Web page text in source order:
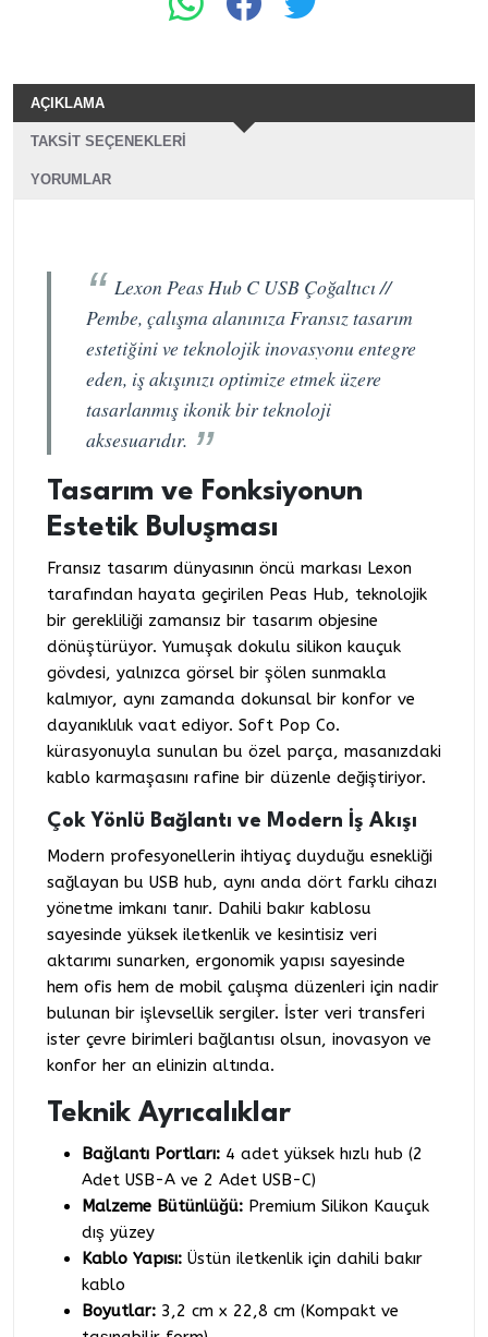
AÇIKLAMA
TAKSIT SEÇENEKLERI
YORUMLAR
Lexon Peas Hub C USB Çoğaltıcı //
Pembe, çalışma alanınıza Fransız tasarım
estetiğini ve teknolojik inovasyonu entegre
eden, iş akışınızı optimize etmek üzere
tasarlanmış ikonik bir teknoloji
aksesuarıdır.
Tasarım ve Fonksiyonun
Estetik Buluşması
Fransız tasarım dünyasının öncü markası Lexon
tarafından hayata geçirilen Peas Hub, teknolojik
bir gerekliliği zamansız bir tasarım objesine
dönüştürüyor. Yumuşak dokulu silikon kauçuk
gövdesi, yalnızca görsel bir şölen sunmakla
kalmıyor, aynı zamanda dokunsal bir konfor ve
dayanıklılık vaat ediyor. Soft Pop Co.
kürasyonuyla sunulan bu özel parça, masanızdaki
kablo karmaşasını rafine bir düzenle değiştiriyor.
Çok Yönlü Bağlantı ve Modern İş Akışı
Modern profesyonellerin ihtiyaç duyduğu esnekliği
sağlayan bu USB hub, aynı anda dört farklı cihazı
yönetme imkanı tanır. Dahili bakır kablosu
sayesinde yüksek iletkenlik ve kesintisiz veri
aktarımı sunarken, ergonomik yapısı sayesinde
hem ofis hem de mobil çalışma düzenleri için nadir
bulunan bir işlevsellik sergiler. İster veri transferi
ister çevre birimleri bağlantısı olsun, inovasyon ve
konfor her an elinizin altında.
Teknik Ayrıcalıklar
Bağlantı Portları: 4 adet yüksek hızlı hub (2
Adet USB-A ve 2 Adet USB-C)
Malzeme Bütünlüğü: Premium Silikon Kauçuk
dış yüzey
Kablo Yapısı: Üstün iletkenlik için dahili bakır
kablo
Boyutlar: 3,2 cm x 22,8 cm (Kompakt ve